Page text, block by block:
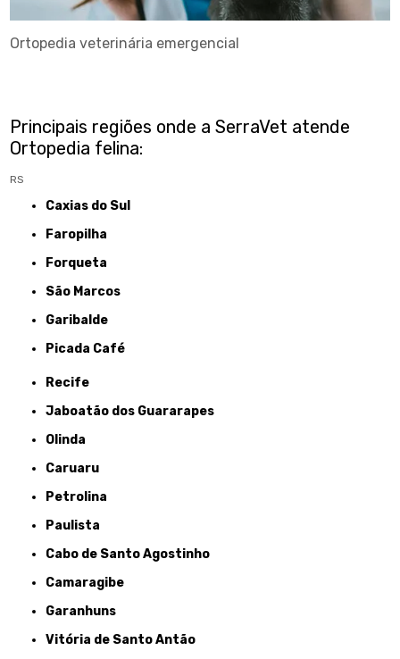
Ortopedia veterinária emergencial
Principais regiões onde a SerraVet atende
Ortopedia felina:
RS
Caxias do Sul
Faropilha
Forqueta
São Marcos
Garibalde
Picada Café
Recife
Jaboatão dos Guararapes
Olinda
Caruaru
Petrolina
Paulista
Cabo de Santo Agostinho
Camaragibe
Garanhuns
Vitória de Santo Antão